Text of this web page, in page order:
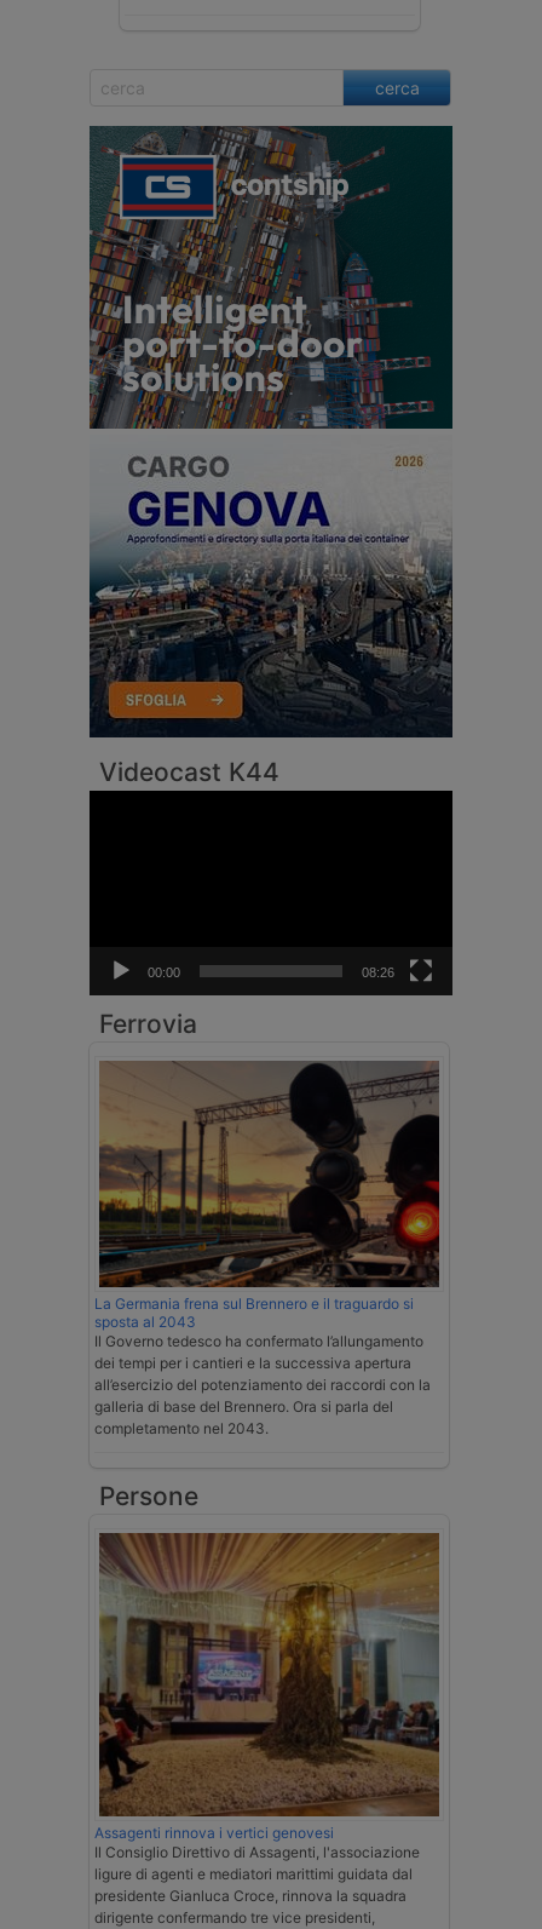
cerca
Videocast K44
00:00 08:26
Ferrovia
La Germania frena sul Brennero e il traguardo si
sposta al 2043
Il Governo tedesco ha confermato l’allungamento
dei tempi per i cantieri e la successiva apertura
all’esercizio del potenziamento dei raccordi con la
galleria di base del Brennero. Ora si parla del
completamento nel 2043.
Persone
Assagenti rinnova i vertici genovesi
Il Consiglio Direttivo di Assagenti, l'associazione
ligure di agenti e mediatori marittimi guidata dal
presidente Gianluca Croce, rinnova la squadra
dirigente confermando tre vice presidenti,